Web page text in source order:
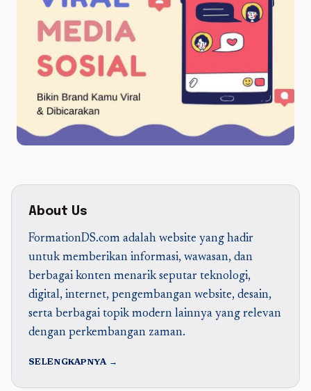
About Us
FormationDS.com adalah website yang hadir
untuk memberikan informasi, wawasan, dan
berbagai konten menarik seputar teknologi,
digital, internet, pengembangan website, desain,
serta berbagai topik modern lainnya yang relevan
dengan perkembangan zaman.
SELENGKAPNYA →